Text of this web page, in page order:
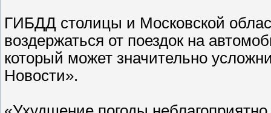
ГИБДД столицы и Московской
воздержаться от поездок на
который может значительно
Новости».